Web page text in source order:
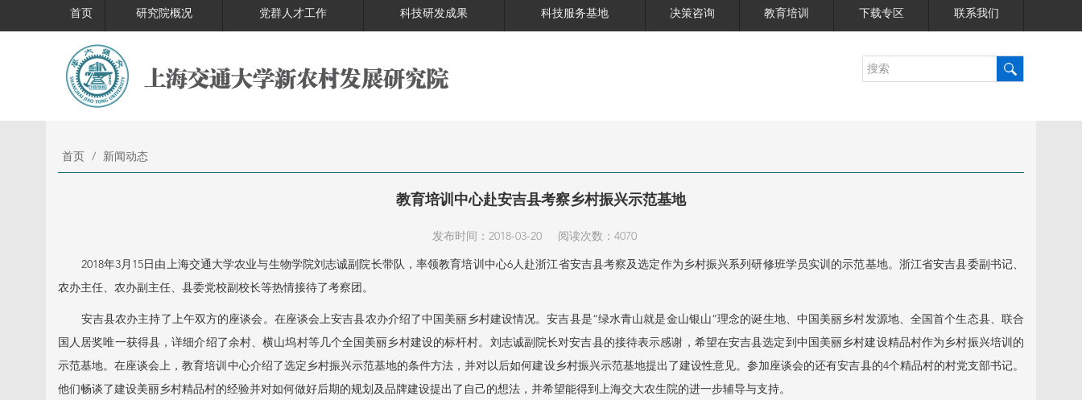
首页 研究院概况 党群人才工作 科技研发成果 科技服务基地 决策咨询 教育培训 下载专区 联系我们
首页 / 新闻动态
教育培训中心赴安吉县考察乡村振兴示范基地
发布时间：2018-03-20 阅读次数：4070
2018年3月15日由上海交通大学农业与生物学院刘志诚副院长带队，率领教育培训中心6人赴浙江省安吉县考察及选定作为乡村振兴系列研修班学员实训的示范基地。浙江省安吉县委副书记、
农办主任、农办副主任、县委党校副校长等热情接待了考察团。
安吉县农办主持了上午双方的座谈会。在座谈会上安吉县农办介绍了中国美丽乡村建设情况。安吉县是“绿水青山就是金山银山”理念的诞生地、中国美丽乡村发源地、全国首个生态县、联合
国人居奖唯一获得县，详细介绍了余村、横山坞村等几个全国美丽乡村建设的标杆村。刘志诚副院长对安吉县的接待表示感谢，希望在安吉县选定到中国美丽乡村建设精品村作为乡村振兴培训的
示范基地。在座谈会上，教育培训中心介绍了选定乡村振兴示范基地的条件方法，并对以后如何建设乡村振兴示范基地提出了建设性意见。参加座谈会的还有安吉县的4个精品村的村党支部书记。
他们畅谈了建设美丽乡村精品村的经验并对如何做好后期的规划及品牌建设提出了自己的想法，并希望能得到上海交大农生院的进一步辅导与支持。